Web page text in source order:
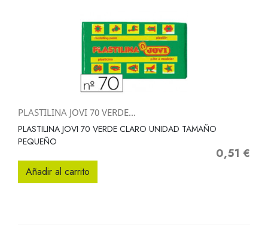
PLASTILINA JOVI 70 VERDE...
PLASTILINA JOVI 70 VERDE CLARO UNIDAD TAMAÑO
PEQUEÑO
Precio
0,51 €
Añadir al carrito